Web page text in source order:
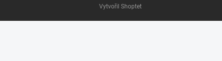
Vytvořil Shoptet